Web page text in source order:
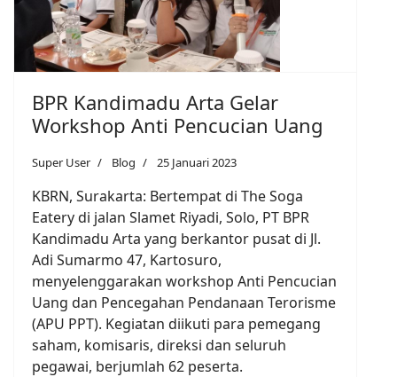
BPR Kandimadu Arta Gelar
Workshop Anti Pencucian Uang
Super User Blog 25 Januari 2023
KBRN, Surakarta: Bertempat di The Soga
Eatery di jalan Slamet Riyadi, Solo, PT BPR
Kandimadu Arta yang berkantor pusat di Jl.
Adi Sumarmo 47, Kartosuro,
menyelenggarakan workshop Anti Pencucian
Uang dan Pencegahan Pendanaan Terorisme
(APU PPT). Kegiatan diikuti para pemegang
saham, komisaris, direksi dan seluruh
pegawai, berjumlah 62 peserta.